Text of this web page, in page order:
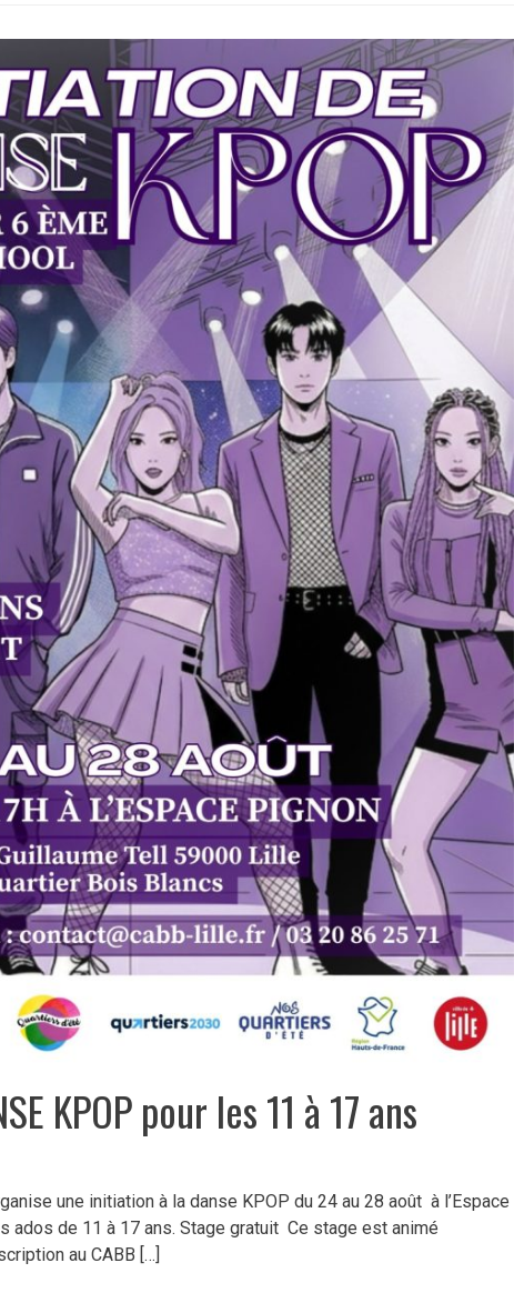
KPOP pour les 11 à 17 ans
une initiation à la danse KPOP du 24 au 28 août à l’Espace
ados de 11 à 17 ans. Stage gratuit Ce stage est animé
au CABB […]